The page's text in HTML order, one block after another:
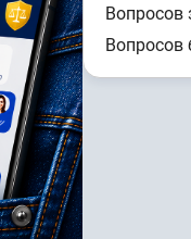
Вопросов
Вопросов